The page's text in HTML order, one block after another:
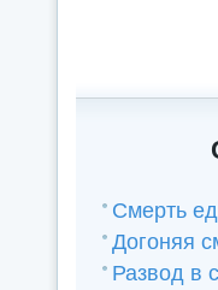
Смерть
Догоняя
Развод в